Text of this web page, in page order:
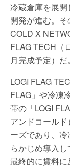
冷蔵倉庫を展
開発が進む。
COLD X
FLAG TECH（
月完成予定）だ。
LOGI FLAG
FLAG」や冷凍
帯の「LOGI
アンドコール
ーズであり、
らかじめ導入し
最終的に賃料